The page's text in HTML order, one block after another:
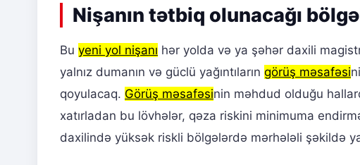
Nişanın tətbiq olunacağı
Bu yeni yol nişanı hər yolda və ya şəhər daxili
yalnız dumanın və güclü yağıntıların görüş məsafəsi
qoyulacaq. Görüş məsafəsinin məhdud olduğu
xatırladan bu lövhələr, qəza riskini minimuma
daxilində yüksək riskli bölgələrdə mərhələli şəkildə